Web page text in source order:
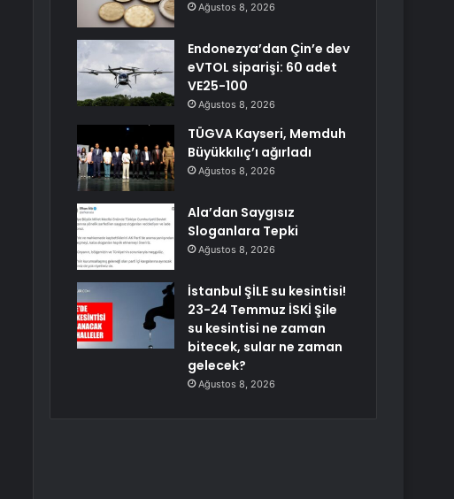
Ağustos 8, 2026
Endonezya’dan Çin’e dev
eVTOL siparişi: 60 adet
VE25-100
Ağustos 8, 2026
TÜGVA Kayseri, Memduh
Büyükkılıç’ı ağırladı
Ağustos 8, 2026
Ala’dan Saygısız
Sloganlara Tepki
Ağustos 8, 2026
İstanbul ŞİLE su kesintisi!
23-24 Temmuz İSKİ Şile
su kesintisi ne zaman
bitecek, sular ne zaman
gelecek?
Ağustos 8, 2026